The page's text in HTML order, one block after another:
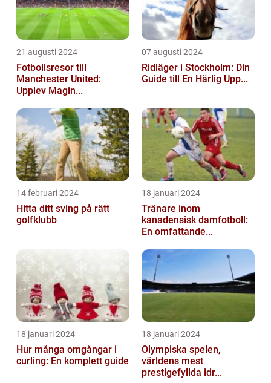
21 augusti 2024
Fotbollsresor till
Manchester United:
Upplev Magin...
07 augusti 2024
Ridläger i Stockholm: Din
Guide till En Härlig Upp...
14 februari 2024
Hitta ditt sving på rätt
golfklubb
18 januari 2024
Tränare inom
kanadensisk damfotboll:
En omfattande...
18 januari 2024
Hur många omgångar i
curling: En komplett guide
18 januari 2024
Olympiska spelen,
världens mest
prestigefyllda idr...